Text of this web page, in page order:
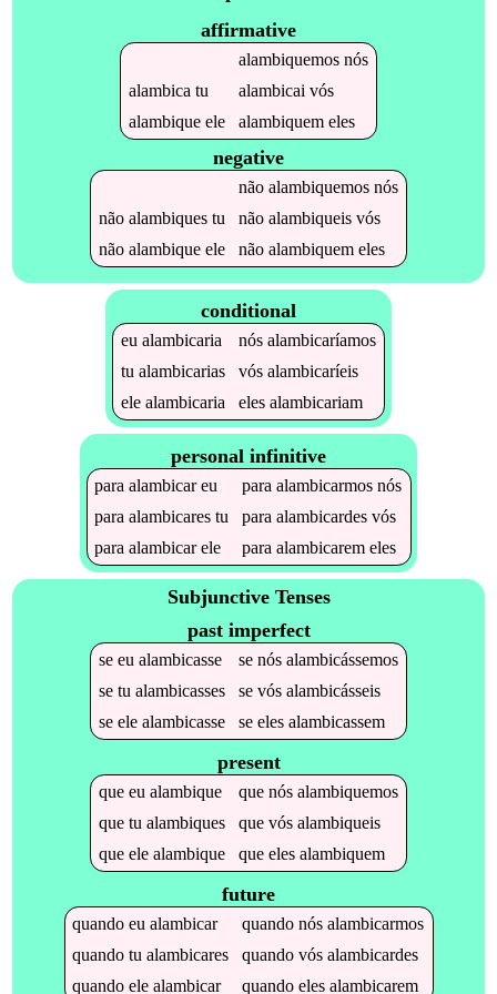
affirmative
alambiquemosnós
alambica tu alambicai vós
alambiqueele alambiquemeles
negative
não alambiquemosnós
não alambiquestu não alambiqueisvós
não alambiqueele não alambiquemeles
conditional
eu alambicaria nós alambicaríamos
tu alambicarias vós alambicaríeis
ele alambicaria eles alambicariam
personal infinitive
paraalambicareu paraalambicarmos nós
paraalambicares tu paraalambicardes vós
paraalambicarele paraalambicarem eles
Subjunctive Tenses
past imperfect
se eu alambicasse se nós alambicássemos
se tu alambicasses se vós alambicásseis
se ele alambicasse se eles alambicassem
present
que eu alambique que nós alambiquemos
que tu alambiques que vós alambiqueis
que ele alambique que eles alambiquem
future
quandoeualambicar quandonósalambicarmos
quandotualambicares quandovósalambicardes
quandoelealambicar quandoelesalambicarem